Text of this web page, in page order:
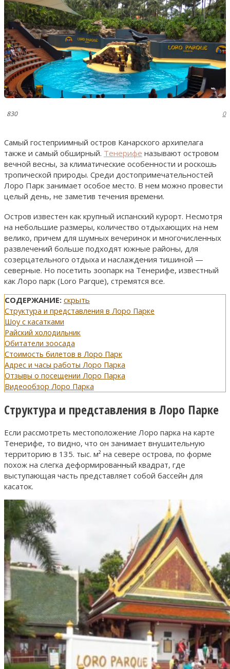
830 0
Самый гостеприимный остров Канарского архипелага
также и самый обширный. Тенерифе называют островом
вечной весны, за климатические особенности и роскошь
тропической природы. Среди достопримечательностей
Лоро Парк занимает особое место. В нем можно провести
целый день, не заметив течения времени.
Остров известен как крупный испанский курорт. Несмотря
на небольшие размеры, количество отдыхающих на нем
велико, причем для шумных вечеринок и многочисленных
развлечений больше подходят южные районы, для
созерцательного отдыха и наслаждения тишиной —
северные. Но посетить зоопарк на Тенерифе, известный
как Лоро парк (Loro Parque), стремятся все.
СОДЕРЖАНИЕ: скрыть
Структура и представления в Лоро Парке
Шоу с касатками
Райский холодильник
Обитатели зоосада
Стоимость билетов в Лоро Парк
Адрес и часы работы Лоро Парка
Отзывы о посещении Лоро Парка
Видеообзор Лоро Парка
Структура и представления в Лоро Парке
Если рассмотреть местоположение Лоро парка на карте
Тенерифе, то видно, что он занимает внушительную
территорию в 135. тыс. м² на севере острова, по форме
похож на слегка деформированный квадрат, где
выступающая часть представляет собой бассейн для
касаток.